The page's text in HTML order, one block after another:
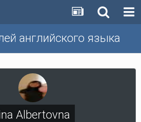
английского языка
Albertovna